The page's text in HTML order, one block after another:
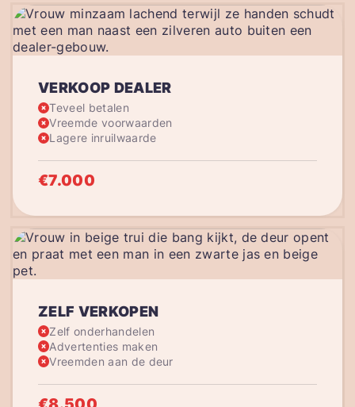
VERKOOP DEALER
Teveel betalen
Vreemde voorwaarden
Lagere inruilwaarde
€7.000
ZELF VERKOPEN
Zelf onderhandelen
Advertenties maken
Vreemden aan de deur